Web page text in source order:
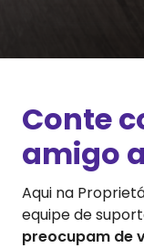
Conte
amigo
Aqui na
equipe de
preocupam de